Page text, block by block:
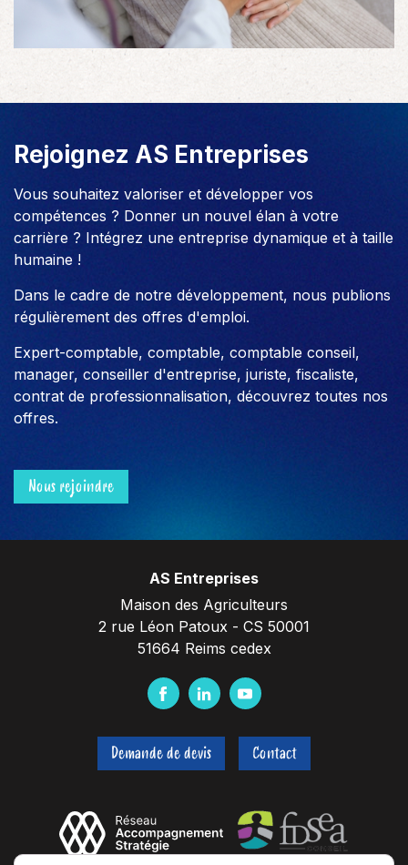
Rejoignez AS Entreprises
Vous souhaitez valoriser et développer vos
compétences ? Donner un nouvel élan à votre
carrière ? Intégrez une entreprise dynamique et à taille
humaine !
Dans le cadre de notre développement, nous publions
régulièrement des offres d'emploi.
Expert-comptable, comptable, comptable conseil,
manager, conseiller d'entreprise, juriste, fiscaliste,
contrat de professionnalisation, découvrez toutes nos
offres.
Nous rejoindre
AS Entreprises
Maison des Agriculteurs
2 rue Léon Patoux - CS 50001
51664 Reims cedex
F
c
e
o
k
L
n
k
I
n
Y
u
t
b
e
Demande de devis Contact